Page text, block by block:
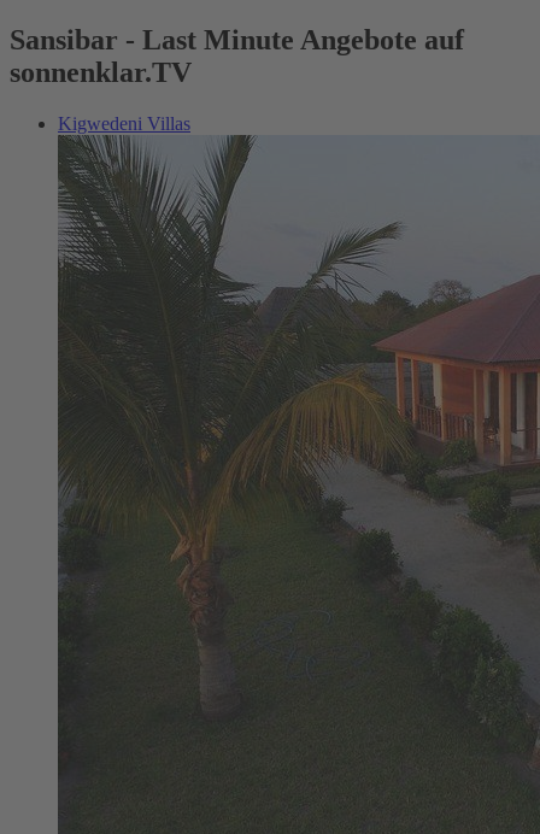
Sansibar - Last Minute Angebote auf
sonnenklar.TV
Kigwedeni Villas